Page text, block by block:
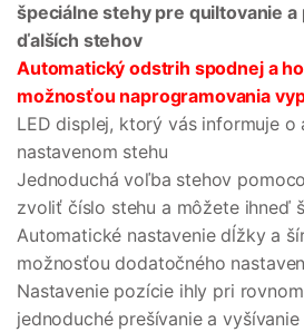
špeciálne stehy pre quiltovanie
ďalších stehov
Automatický odstrih spodnej a
možnosťou naprogramovania
LED displej, ktorý vás informuje o
nastavenom stehu
Jednoduchá voľba stehov
zvoliť číslo stehu a môžete ihneď
Automatické nastavenie dĺžky a
možnosťou dodatočného
Nastavenie pozície ihly pri
jednoduché prešívanie a vyšívanie